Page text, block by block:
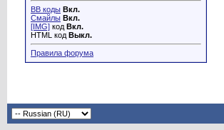
BB коды Вкл.
Смайлы Вкл.
[IMG] код Вкл.
HTML код Выкл.
Правила форума